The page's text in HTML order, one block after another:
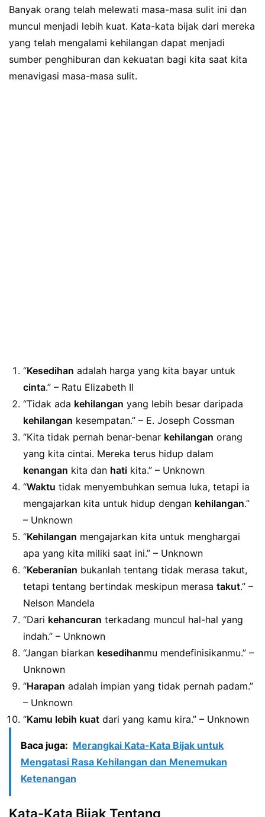
Banyak orang telah melewati masa-masa sulit ini dan
muncul menjadi lebih kuat. Kata-kata bijak dari mereka
yang telah mengalami kehilangan dapat menjadi
sumber penghiburan dan kekuatan bagi kita saat kita
menavigasi masa-masa sulit.
“Kesedihan adalah harga yang kita bayar untuk
cinta.” – Ratu Elizabeth II
“Tidak ada kehilangan yang lebih besar daripada
kehilangan kesempatan.” – E. Joseph Cossman
“Kita tidak pernah benar-benar kehilangan orang
yang kita cintai. Mereka terus hidup dalam
kenangan kita dan hati kita.” – Unknown
“Waktu tidak menyembuhkan semua luka, tetapi ia
mengajarkan kita untuk hidup dengan kehilangan.”
– Unknown
“Kehilangan mengajarkan kita untuk menghargai
apa yang kita miliki saat ini.” – Unknown
“Keberanian bukanlah tentang tidak merasa takut,
tetapi tentang bertindak meskipun merasa takut.” –
Nelson Mandela
“Dari kehancuran terkadang muncul hal-hal yang
indah.” – Unknown
“Jangan biarkan kesedihanmu mendefinisikanmu.” –
Unknown
“Harapan adalah impian yang tidak pernah padam.”
– Unknown
“Kamu lebih kuat dari yang kamu kira.” – Unknown
Baca juga: Merangkai Kata-Kata Bijak untuk
Mengatasi Rasa Kehilangan dan Menemukan
Ketenangan
Kata-Kata Bijak Tentang